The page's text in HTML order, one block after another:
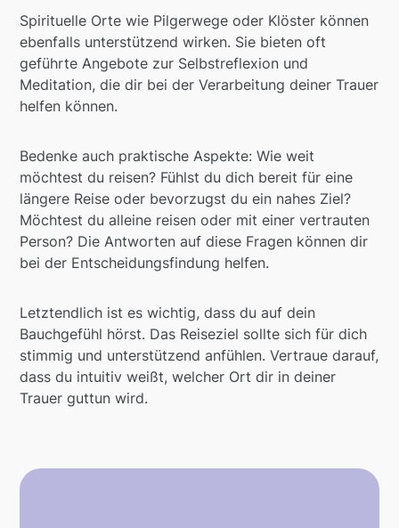
Spirituelle Orte wie Pilgerwege oder Klöster können
ebenfalls unterstützend wirken. Sie bieten oft
geführte Angebote zur Selbstreflexion und
Meditation, die dir bei der Verarbeitung deiner Trauer
helfen können.
Bedenke auch praktische Aspekte: Wie weit
möchtest du reisen? Fühlst du dich bereit für eine
längere Reise oder bevorzugst du ein nahes Ziel?
Möchtest du alleine reisen oder mit einer vertrauten
Person? Die Antworten auf diese Fragen können dir
bei der Entscheidungsfindung helfen.
Letztendlich ist es wichtig, dass du auf dein
Bauchgefühl hörst. Das Reiseziel sollte sich für dich
stimmig und unterstützend anfühlen. Vertraue darauf,
dass du intuitiv weißt, welcher Ort dir in deiner
Trauer guttun wird.